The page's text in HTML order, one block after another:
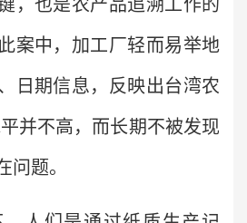
，也是农产品追溯工作的
案中，加工厂轻而易举地
日期信息，反映出台湾农
并不高，而长期不被发现
问题。